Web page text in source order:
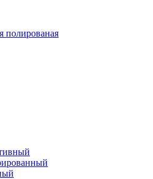
полированая